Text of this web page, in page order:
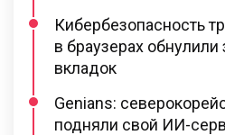
Кибербезопасность
в браузерах
вкладок
Genians:
подняли свой ИИ-